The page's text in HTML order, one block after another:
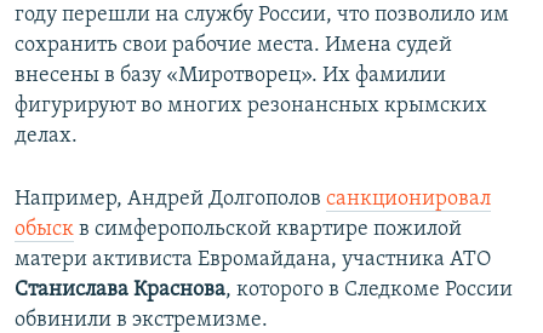
году перешли на службу России, что позволило им
сохранить свои рабочие места. Имена судей
внесены в базу «Миротворец». Их фамилии
фигурируют во многих резонансных крымских
делах.
Например, Андрей Долгополов санкционировал
обыск в симферопольской квартире пожилой
матери активиста Евромайдана, участника АТО
Станислава Краснова, которого в Следкоме России
обвинили в экстремизме.